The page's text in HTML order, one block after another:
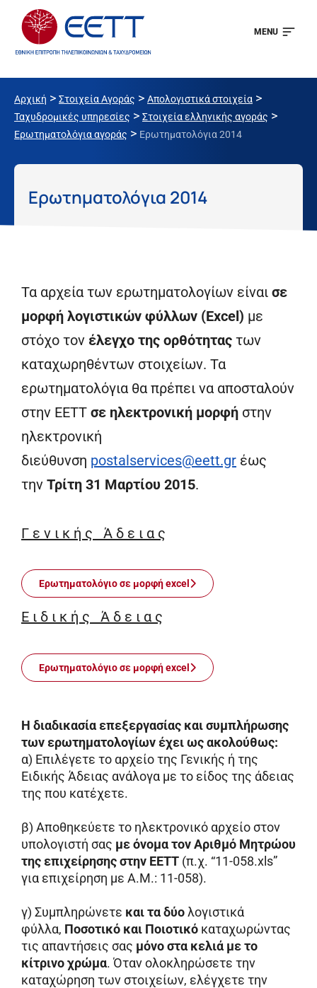
MENU
Αρχική > Στοιχεία Αγοράς > Απολογιστικά στοιχεία >
Ταχυδρομικές υπηρεσίες > Στοιχεία ελληνικής αγοράς >
Ερωτηματολόγια αγοράς > Ερωτηματολόγια 2014
Ερωτηματολόγια 2014
Τα αρχεία των ερωτηματολογίων είναι σε
μορφή λογιστικών φύλλων (Excel) με
στόχο τον έλεγχο της ορθότητας των
καταχωρηθέντων στοιχείων. Τα
ερωτηματολόγια θα πρέπει να αποσταλούν
στην ΕΕΤΤ σε ηλεκτρονική μορφή στην
ηλεκτρονική
διεύθυνση postalservices@eett.gr έως
την Τρίτη 31 Μαρτίου 2015.
Γ ε ν ι κ ή ς Ά δ ε ι α ς
Ερωτηματολόγιο σε μορφή excel
Ε ι δ ι κ ή ς Ά δ ε ι α ς
Ερωτηματολόγιο σε μορφή excel
Η διαδικασία επεξεργασίας και συμπλήρωσης
των ερωτηματολογίων έχει ως ακολούθως:
α) Επιλέγετε το αρχείο της Γενικής ή της
Ειδικής Άδειας ανάλογα με το είδος της άδειας
της που κατέχετε.
β) Αποθηκεύετε το ηλεκτρονικό αρχείο στον
υπολογιστή σας με όνομα τον Αριθμό Μητρώου
της επιχείρησης στην ΕΕΤΤ (π.χ. “11-058.xls”
για επιχείρηση με Α.Μ.: 11-058).
γ) Συμπληρώνετε και τα δύολογιστικά
φύλλα, Ποσοτικό και Ποιοτικό καταχωρώντας
τις απαντήσεις σας μόνο στα κελιά με το
κίτρινο χρώμα. Όταν ολοκληρώσετε την
καταχώρηση των στοιχείων, ελέγχετε την